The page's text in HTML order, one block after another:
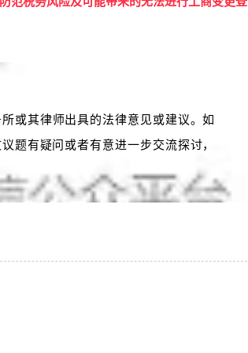
或其律师出具的法律意见或建议。如
题有疑问或者有意进一步交流探讨，